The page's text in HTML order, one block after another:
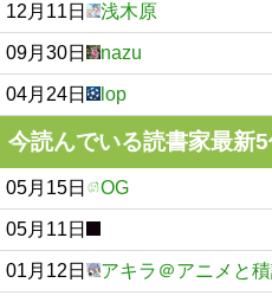
12月11日 浅木原
09月30日 nazu
04月24日 lop
今読んでいる読書家最新
05月15日 OG
05月11日
01月12日 アキラ＠アニメと